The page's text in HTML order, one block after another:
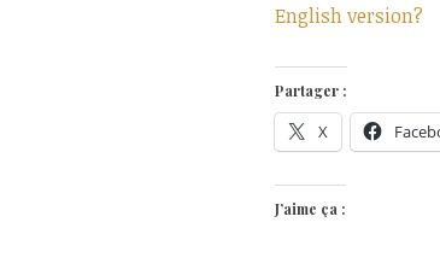
English version?
Partager :
X
J’aime ça :